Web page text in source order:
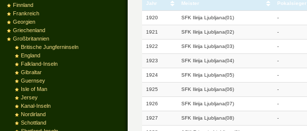
Finnland
Frankreich
Georgien
Griechenland
Großbritannien
Britische Jungferninseln
England
Falkland-Inseln
Gibraltar
Guernsey
Isle of Man
Jersey
Kanal-Inseln
Nordirland
Schottland
Jahr Meister Pokalsieger
1920 SFK Ilirija Ljubljana(01) -
1921 SFK Ilirija Ljubljana(02) -
1922 SFK Ilirija Ljubljana(03) -
1923 SFK Ilirija Ljubljana(04) -
1924 SFK Ilirija Ljubljana(05) -
1925 SFK Ilirija Ljubljana(06) -
1926 SFK Ilirija Ljubljana(07) -
1927 SFK Ilirija Ljubljana(08) -